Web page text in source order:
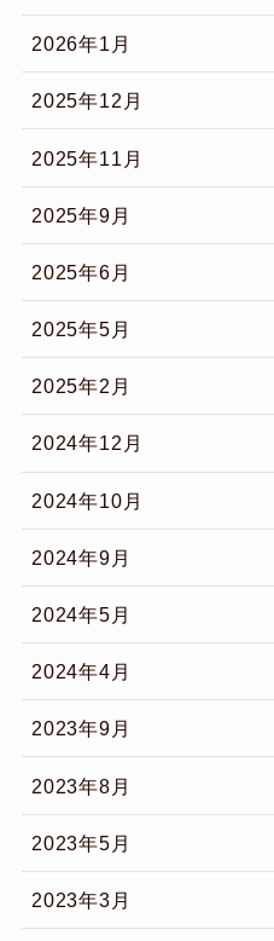
2026年1月
2025年12月
2025年11月
2025年9月
2025年6月
2025年5月
2025年2月
2024年12月
2024年10月
2024年9月
2024年5月
2024年4月
2023年9月
2023年8月
2023年5月
2023年3月